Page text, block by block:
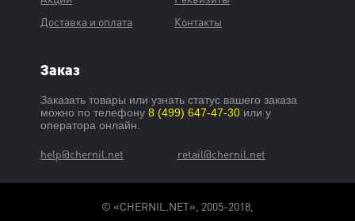
Доставка и оплата
Контакты
Заказ
Заказать товары или узнать статус вашего заказа
можно по телефону8 (499) 647-47-30 или у
оператора онлайн.
help@chernil.net retail@chernil.net
© «CHERNIL.NET», 2005-2018,